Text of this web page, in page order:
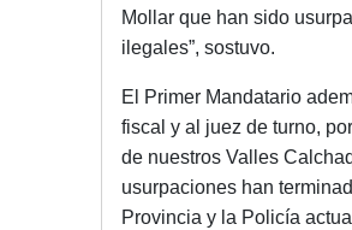
Mollar que han sido
ilegales”, sostuvo.
El Primer Mandatario
fiscal y al juez de turno,
de nuestros Valles
usurpaciones han
Provincia y la Policía